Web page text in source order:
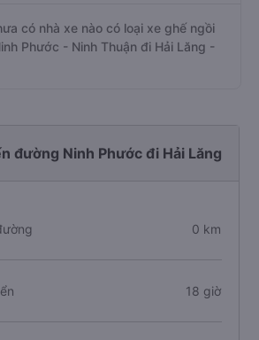
có nhà xe nào có loại xe ghế ngồi
Phước - Ninh Thuận đi Hải Lăng -
đường Ninh Phước đi Hải Lăng
0 km
18 giờ